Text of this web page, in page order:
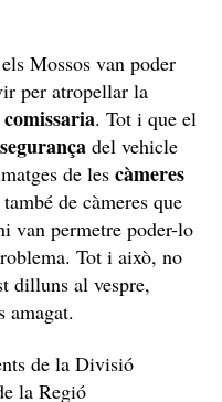
Mossos van poder
per atropellar la
. Tot i que el
del vehicle
de les càmeres
de càmeres que
van permetre poder-lo
Tot i això, no
dilluns al vespre,
amagat.
de la Divisió
la Regió